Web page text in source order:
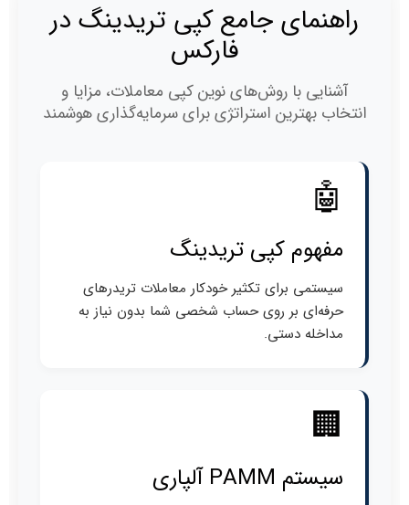
راهنمای جامع کپی تریدینگ در
فارکس
آشنایی با روش‌های نوین کپی معاملات، مزایا و
انتخاب بهترین استراتژی برای سرمایه‌گذاری هوشمند
🤖
مفهوم کپی تریدینگ
سیستمی برای تکثیر خودکار معاملات تریدرهای
حرفه‌ای بر روی حساب شخصی شما بدون نیاز به
مداخله دستی.
🏢
سیستم PAMM آلپاری